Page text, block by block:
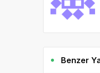
Benzer